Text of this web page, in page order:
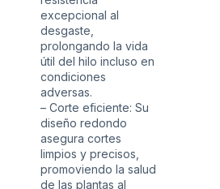
excepcional al
desgaste,
prolongando la vida
útil del hilo incluso en
condiciones
adversas.
– Corte eficiente: Su
diseño redondo
asegura cortes
limpios y precisos,
promoviendo la salud
de las plantas al